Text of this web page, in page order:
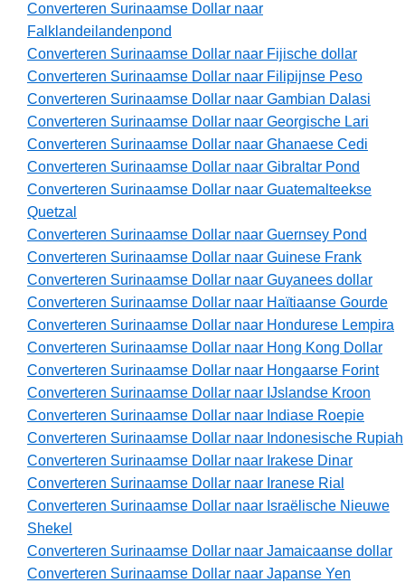
Converteren Surinaamse Dollar naar
Falklandeilandenpond
Converteren Surinaamse Dollar naar Fijische dollar
Converteren Surinaamse Dollar naar Filipijnse Peso
Converteren Surinaamse Dollar naar Gambian Dalasi
Converteren Surinaamse Dollar naar Georgische Lari
Converteren Surinaamse Dollar naar Ghanaese Cedi
Converteren Surinaamse Dollar naar Gibraltar Pond
Converteren Surinaamse Dollar naar Guatemalteekse
Quetzal
Converteren Surinaamse Dollar naar Guernsey Pond
Converteren Surinaamse Dollar naar Guinese Frank
Converteren Surinaamse Dollar naar Guyanees dollar
Converteren Surinaamse Dollar naar Haïtiaanse Gourde
Converteren Surinaamse Dollar naar Hondurese Lempira
Converteren Surinaamse Dollar naar Hong Kong Dollar
Converteren Surinaamse Dollar naar Hongaarse Forint
Converteren Surinaamse Dollar naar IJslandse Kroon
Converteren Surinaamse Dollar naar Indiase Roepie
Converteren Surinaamse Dollar naar Indonesische Rupiah
Converteren Surinaamse Dollar naar Irakese Dinar
Converteren Surinaamse Dollar naar Iranese Rial
Converteren Surinaamse Dollar naar Israëlische Nieuwe
Shekel
Converteren Surinaamse Dollar naar Jamaicaanse dollar
Converteren Surinaamse Dollar naar Japanse Yen